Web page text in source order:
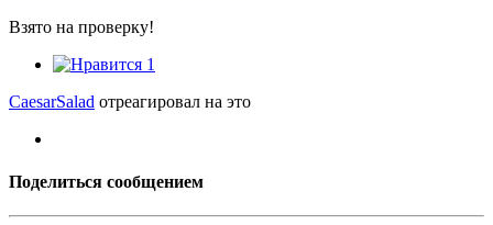
Взято на проверку!
1
CaesarSalad отреагировал на это
Поделиться сообщением